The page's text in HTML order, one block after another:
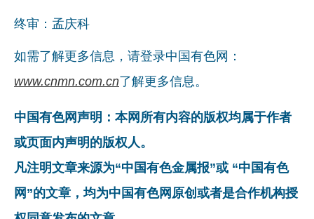
终审：孟庆科
如需了解更多信息，请登录中国有色网：
www.cnmn.com.cn了解更多信息。
中国有色网声明：本网所有内容的版权均属于作者
或页面内声明的版权人。
凡注明文章来源为“中国有色金属报”或 “中国有色
网”的文章，均为中国有色网原创或者是合作机构授